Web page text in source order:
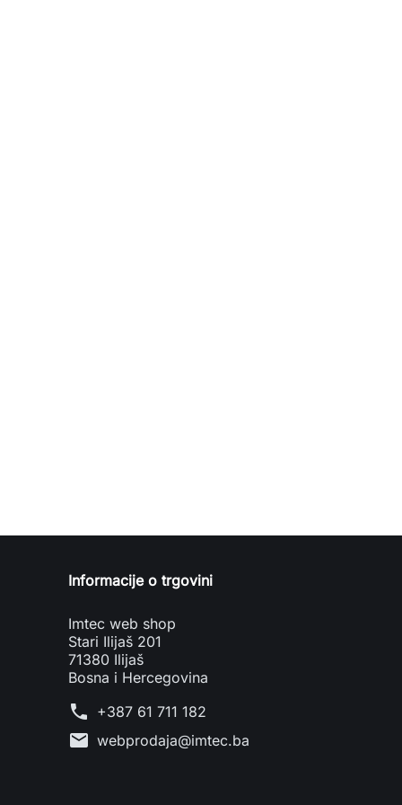
Informacije o trgovini
Imtec web shop
Stari Ilijaš 201
71380 Ilijaš
Bosna i Hercegovina
phone +387 61 711 182
mail webprodaja@imtec.ba